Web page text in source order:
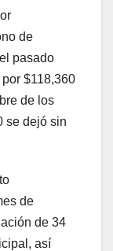
de
pasado
$118,360
de los
se dejó sin
de
de 34
así